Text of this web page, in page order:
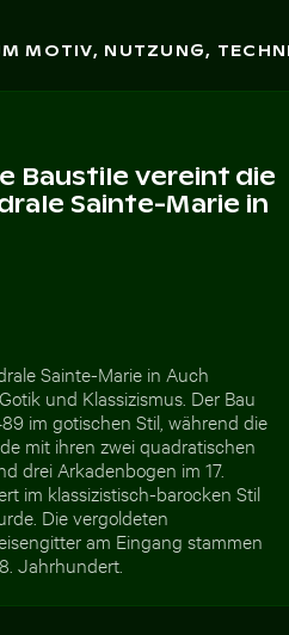
MOTIV, NUTZUNG,
Baustile vereint die
Sainte-Marie in
Sainte-Marie in Auch
und Klassizismus. Der Bau
im gotischen Stil, während die
mit ihren zwei quadratischen
drei Arkadenbogen im 17.
im klassizistisch-barocken Stil
Die vergoldeten
am Eingang stammen
Jahrhundert.